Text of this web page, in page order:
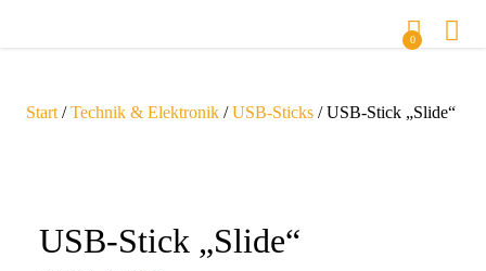
0
Start /Technik & Elektronik /USB-Sticks / USB-Stick „Slide“
USB-Stick „Slide“